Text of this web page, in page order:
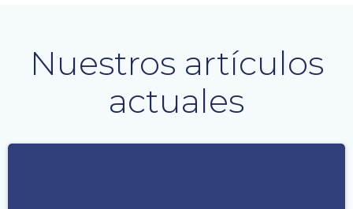
Nuestros artículos
actuales